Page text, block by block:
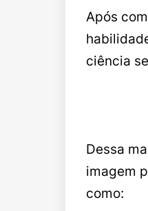
Após
ciência
Dessa
imagem
como: